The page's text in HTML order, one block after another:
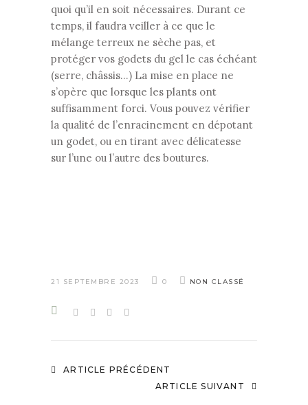
quoi qu’il en soit nécessaires. Durant ce
temps, il faudra veiller à ce que le
mélange terreux ne sèche pas, et
protéger vos godets du gel le cas échéant
(serre, châssis…) La mise en place ne
s’opère que lorsque les plants ont
suffisamment forci. Vous pouvez vérifier
la qualité de l’enracinement en dépotant
un godet, ou en tirant avec délicatesse
sur l’une ou l’autre des boutures.
21 SEPTEMBRE 2023 0 NON CLASSÉ
ARTICLE PRÉCÉDENT
ARTICLE SUIVANT